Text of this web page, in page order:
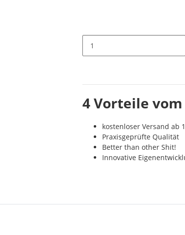
4 Vorteile
kostenloser Versand ab
Praxisgeprüfte Qualität
Better than other Shit!
Innovative